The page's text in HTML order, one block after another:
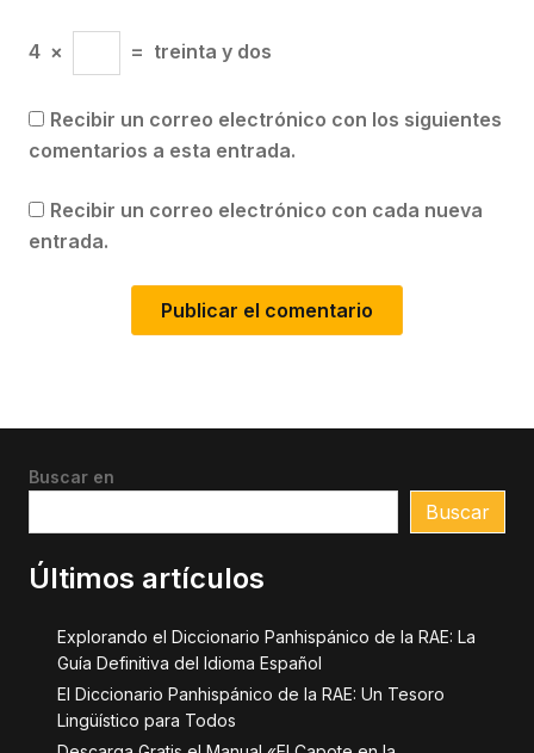
4 × = treinta y dos
Recibir un correo electrónico con los siguientes
comentarios a esta entrada.
Recibir un correo electrónico con cada nueva
entrada.
Buscar en
Buscar
Últimos artículos
Explorando el Diccionario Panhispánico de la RAE: La
Guía Definitiva del Idioma Español
El Diccionario Panhispánico de la RAE: Un Tesoro
Lingüístico para Todos